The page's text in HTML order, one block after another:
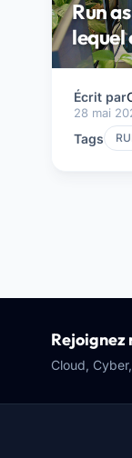
Run
lequel
Écrit par
28 mai
Tags
Rejoignez
Cloud,